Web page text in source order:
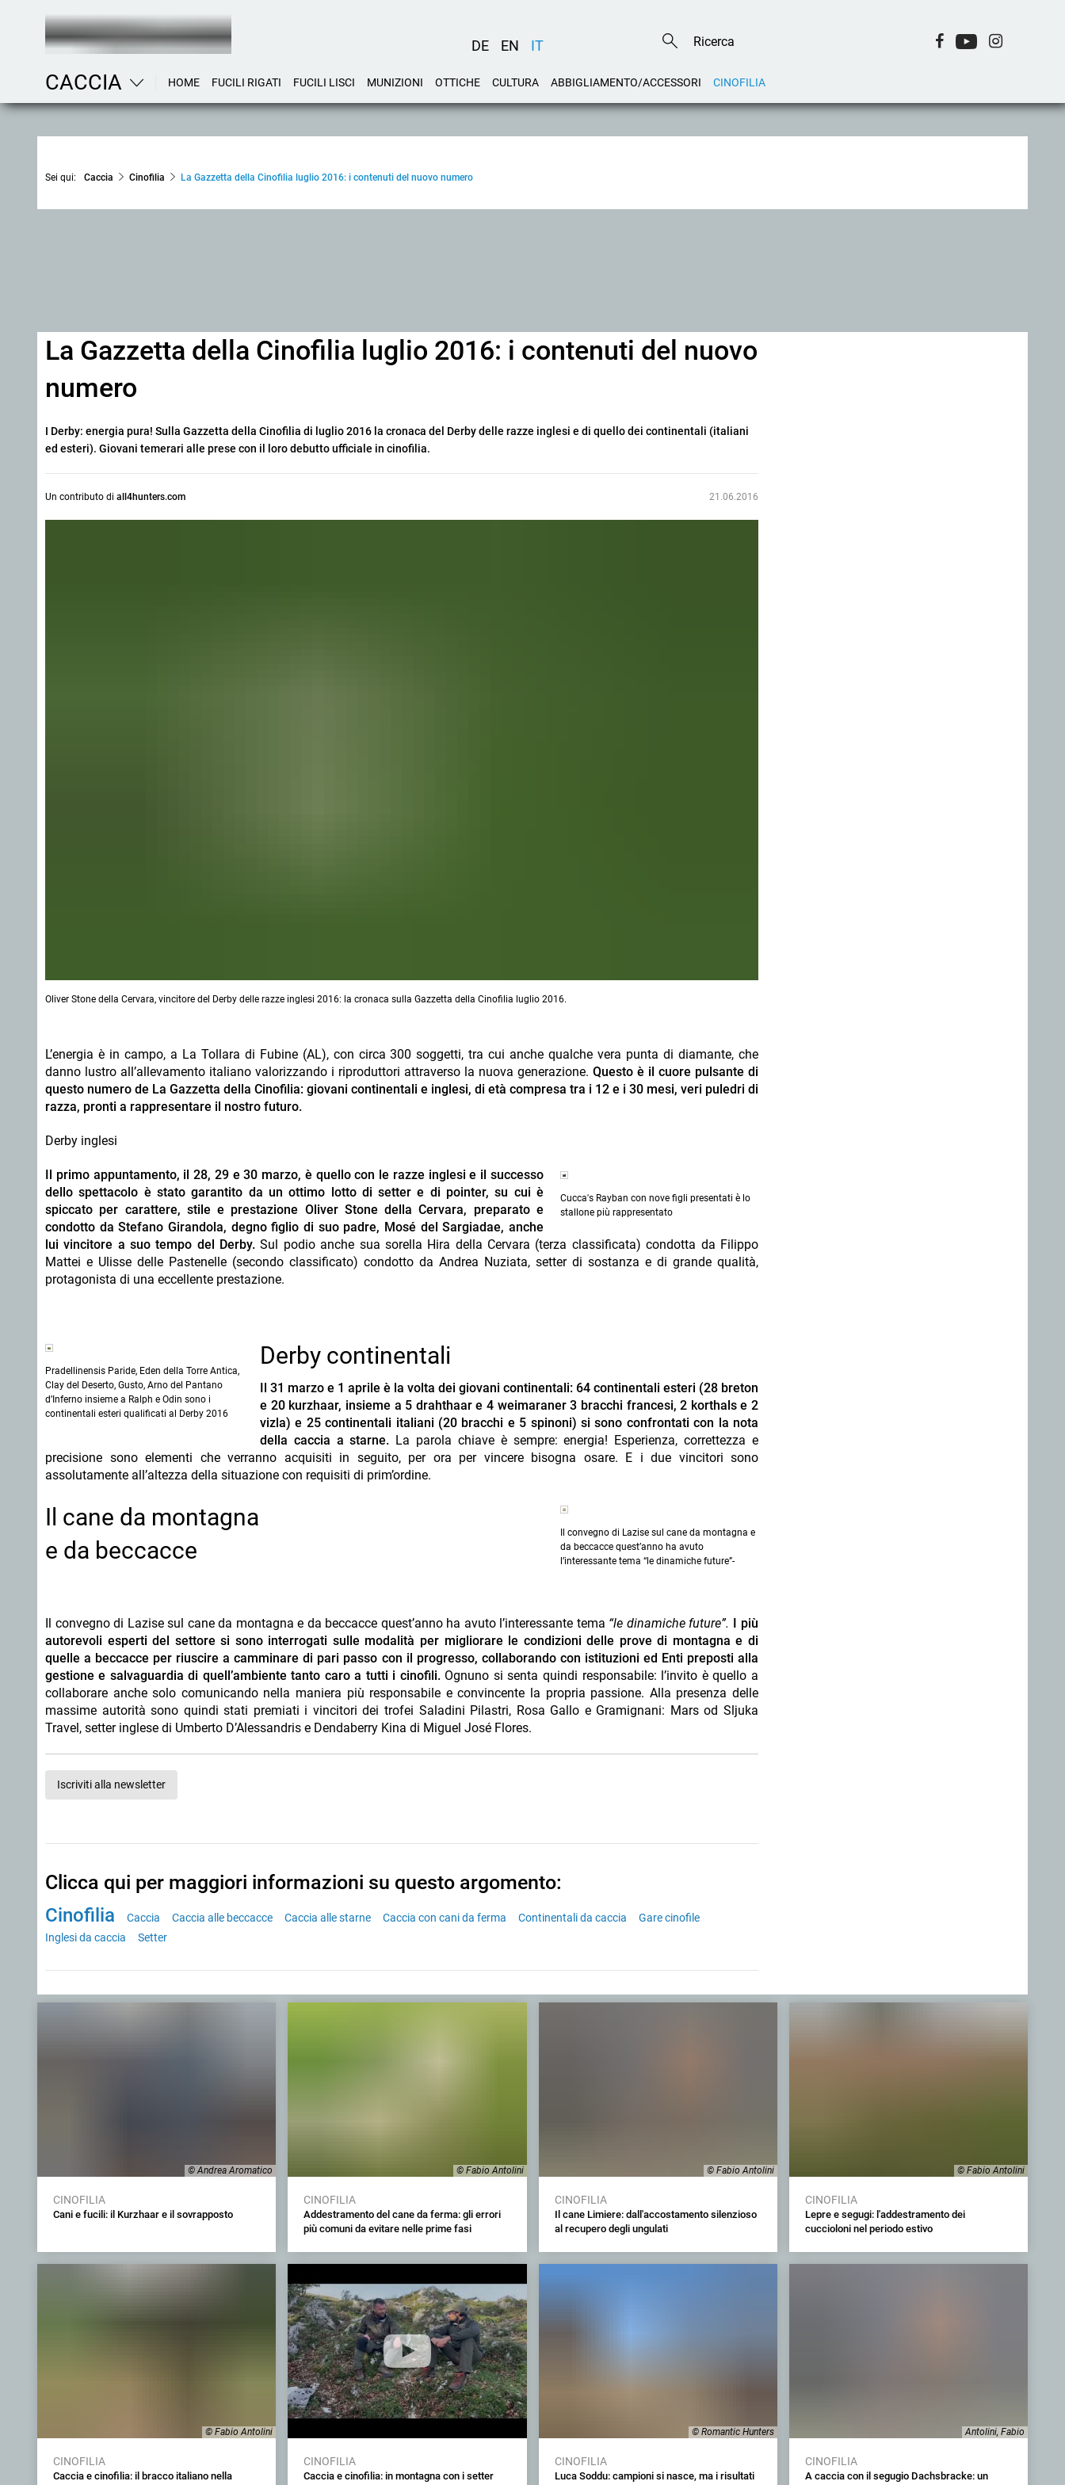
DE EN IT
CACCIA HOME FUCILI RIGATI FUCILI LISCI MUNIZIONI OTTICHE CULTURA ABBIGLIAMENTO/ACCESSORI CINOFILIA
Sei qui: Caccia Cinofilia La Gazzetta della Cinofilia luglio 2016: i contenuti del nuovo numero
La Gazzetta della Cinofilia luglio 2016: i contenuti del nuovo
numero
I Derby: energia pura! Sulla Gazzetta della Cinofilia di luglio 2016 la cronaca del Derby delle razze inglesi e di quello dei continentali (italiani
ed esteri). Giovani temerari alle prese con il loro debutto ufficiale in cinofilia.
Un contributo di all4hunters.com 21.06.2016
Oliver Stone della Cervara, vincitore del Derby delle razze inglesi 2016: la cronaca sulla Gazzetta della Cinofilia luglio 2016.
L’energia è in campo, a La Tollara di Fubine (AL), con circa 300 soggetti, tra cui anche qualche vera punta di diamante, che
danno lustro all’allevamento italiano valorizzando i riproduttori attraverso la nuova generazione. Questo è il cuore pulsante di
questo numero de La Gazzetta della Cinofilia: giovani continentali e inglesi, di età compresa tra i 12 e i 30 mesi, veri puledri di
razza, pronti a rappresentare il nostro futuro.
Derby inglesi
Cucca's Rayban con nove figli presentati è lo
stallone più rappresentato
Il primo appuntamento, il 28, 29 e 30 marzo, è quello con le razze inglesi e il successo
dello spettacolo è stato garantito da un ottimo lotto di setter e di pointer, su cui è
spiccato per carattere, stile e prestazione Oliver Stone della Cervara, preparato e
condotto da Stefano Girandola, degno figlio di suo padre, Mosé del Sargiadae, anche
lui vincitore a suo tempo del Derby. Sul podio anche sua sorella Hira della Cervara (terza classificata) condotta da Filippo
Mattei e Ulisse delle Pastenelle (secondo classificato) condotto da Andrea Nuziata, setter di sostanza e di grande qualità,
protagonista di una eccellente prestazione.
Pradellinensis Paride, Eden della Torre Antica,
Clay del Deserto, Gusto, Arno del Pantano
d’Inferno insieme a Ralph e Odin sono i
continentali esteri qualificati al Derby 2016
Derby continentali
Il 31 marzo e 1 aprile è la volta dei giovani continentali: 64 continentali esteri (28 breton
e 20 kurzhaar, insieme a 5 drahthaar e 4 weimaraner 3 bracchi francesi, 2 korthals e 2
vizla) e 25 continentali italiani (20 bracchi e 5 spinoni) si sono confrontati con la nota
della caccia a starne. La parola chiave è sempre: energia! Esperienza, correttezza e
precisione sono elementi che verranno acquisiti in seguito, per ora per vincere bisogna osare. E i due vincitori sono
assolutamente all’altezza della situazione con requisiti di prim’ordine.
Il convegno di Lazise sul cane da montagna e
da beccacce quest’anno ha avuto
l’interessante tema “le dinamiche future”-
Il cane da montagna
e da beccacce
Il convegno di Lazise sul cane da montagna e da beccacce quest’anno ha avuto l’interessante tema “le dinamiche future”. I più
autorevoli esperti del settore si sono interrogati sulle modalità per migliorare le condizioni delle prove di montagna e di
quelle a beccacce per riuscire a camminare di pari passo con il progresso, collaborando con istituzioni ed Enti preposti alla
gestione e salvaguardia di quell’ambiente tanto caro a tutti i cinofili. Ognuno si senta quindi responsabile: l’invito è quello a
collaborare anche solo comunicando nella maniera più responsabile e convincente la propria passione. Alla presenza delle
massime autorità sono quindi stati premiati i vincitori dei trofei Saladini Pilastri, Rosa Gallo e Gramignani: Mars od Sljuka
Travel, setter inglese di Umberto D’Alessandris e Dendaberry Kina di Miguel José Flores.
Iscriviti alla newsletter
Clicca qui per maggiori informazioni su questo argomento:
Cinofilia Caccia Caccia alle beccacce Caccia alle starne Caccia con cani da ferma Continentali da caccia
Gare cinofile
Inglesi da caccia
Setter
© Andrea Aromatico
CINOFILIA
Cani e fucili: il Kurzhaar e il sovrapposto
© Fabio Antolini
CINOFILIA
Addestramento del cane da ferma: gli errori
più comuni da evitare nelle prime fasi
© Fabio Antolini
CINOFILIA
Il cane Limiere: dall'accostamento silenzioso
al recupero degli ungulati
© Fabio Antolini
CINOFILIA
Lepre e segugi: l'addestramento dei
cuccioloni nel periodo estivo
© Fabio Antolini
CINOFILIA
Caccia e cinofilia: il bracco italiano nella
CINOFILIA
Caccia e cinofilia: in montagna con i setter
© Romantic Hunters
CINOFILIA
Luca Soddu: campioni si nasce, ma i risultati
Antolini, Fabio
CINOFILIA
A caccia con il segugio Dachsbracke: un